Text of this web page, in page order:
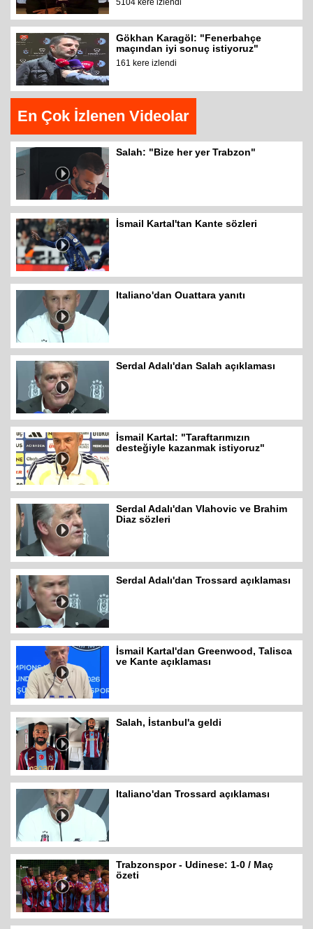
5104 kere izlendi
Gökhan Karagöl: "Fenerbahçe
maçından iyi sonuç istiyoruz"
161 kere izlendi
En Çok İzlenen Videolar
Salah: "Bize her yer Trabzon"
İsmail Kartal'tan Kante sözleri
Italiano'dan Ouattara yanıtı
Serdal Adalı'dan Salah açıklaması
İsmail Kartal: "Taraftarımızın
desteğiyle kazanmak istiyoruz"
Serdal Adalı'dan Vlahovic ve Brahim
Diaz sözleri
Serdal Adalı'dan Trossard açıklaması
İsmail Kartal'dan Greenwood, Talisca
ve Kante açıklaması
Salah, İstanbul'a geldi
Italiano'dan Trossard açıklaması
Trabzonspor - Udinese: 1-0 / Maç
özeti